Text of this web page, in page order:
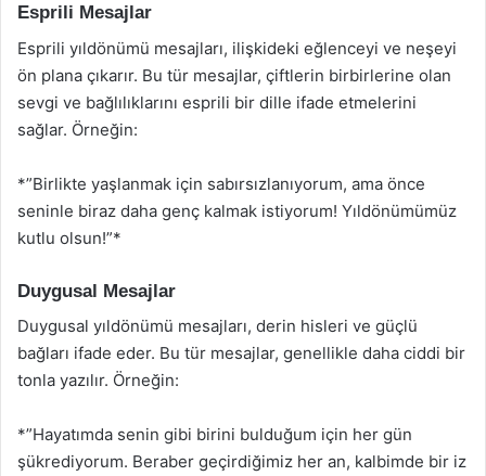
Esprili Mesajlar
Esprili yıldönümü mesajları, ilişkideki eğlenceyi ve neşeyi
ön plana çıkarır. Bu tür mesajlar, çiftlerin birbirlerine olan
sevgi ve bağlılıklarını esprili bir dille ifade etmelerini
sağlar. Örneğin:
*”Birlikte yaşlanmak için sabırsızlanıyorum, ama önce
seninle biraz daha genç kalmak istiyorum! Yıldönümümüz
kutlu olsun!”*
Duygusal Mesajlar
Duygusal yıldönümü mesajları, derin hisleri ve güçlü
bağları ifade eder. Bu tür mesajlar, genellikle daha ciddi bir
tonla yazılır. Örneğin:
*”Hayatımda senin gibi birini bulduğum için her gün
şükrediyorum. Beraber geçirdiğimiz her an, kalbimde bir iz